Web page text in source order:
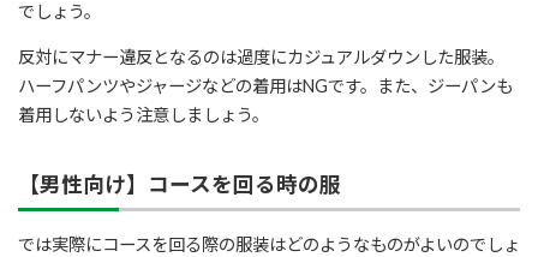
でしょう。
反対にマナー違反となるのは過度にカジュアルダウンした服装。
ハーフパンツやジャージなどの着用はNGです。また、ジーパンも
着用しないよう注意しましょう。
【男性向け】コースを回る時の服
では実際にコースを回る際の服装はどのようなものがよいのでしょ